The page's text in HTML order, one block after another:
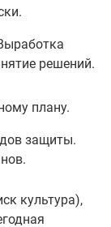
решений.
плану.
защиты.
культура),